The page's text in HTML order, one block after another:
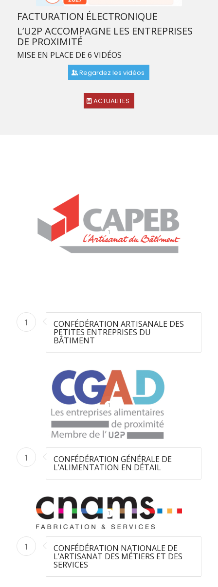
FACTURATION ÉLECTRONIQUE
L’U2P ACCOMPAGNE LES ENTREPRISES
DE PROXIMITÉ
MISE EN PLACE DE 6 VIDÉOS
Regardez les vidéos
ACTUALITES
1
1 CONFÉDÉRATION ARTISANALE DES
PETITES ENTREPRISES DU
BÂTIMENT
1
1 CONFÉDÉRATION GÉNÉRALE DE
L’ALIMENTATION EN DÉTAIL
1
1 CONFÉDÉRATION NATIONALE DE
L’ARTISANAT DES MÉTIERS ET DES
SERVICES